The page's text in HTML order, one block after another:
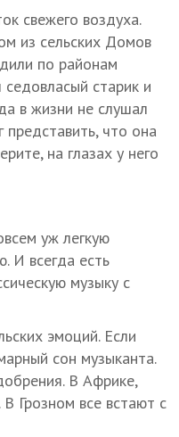
свежего воздуха.
из сельских Домов
по районам
старик и
в жизни не слушал
представить, что она
на глазах у него
уж легкую
И всегда есть
музыку с
эмоций. Если
сон музыканта.
В Африке,
Грозном все встают с